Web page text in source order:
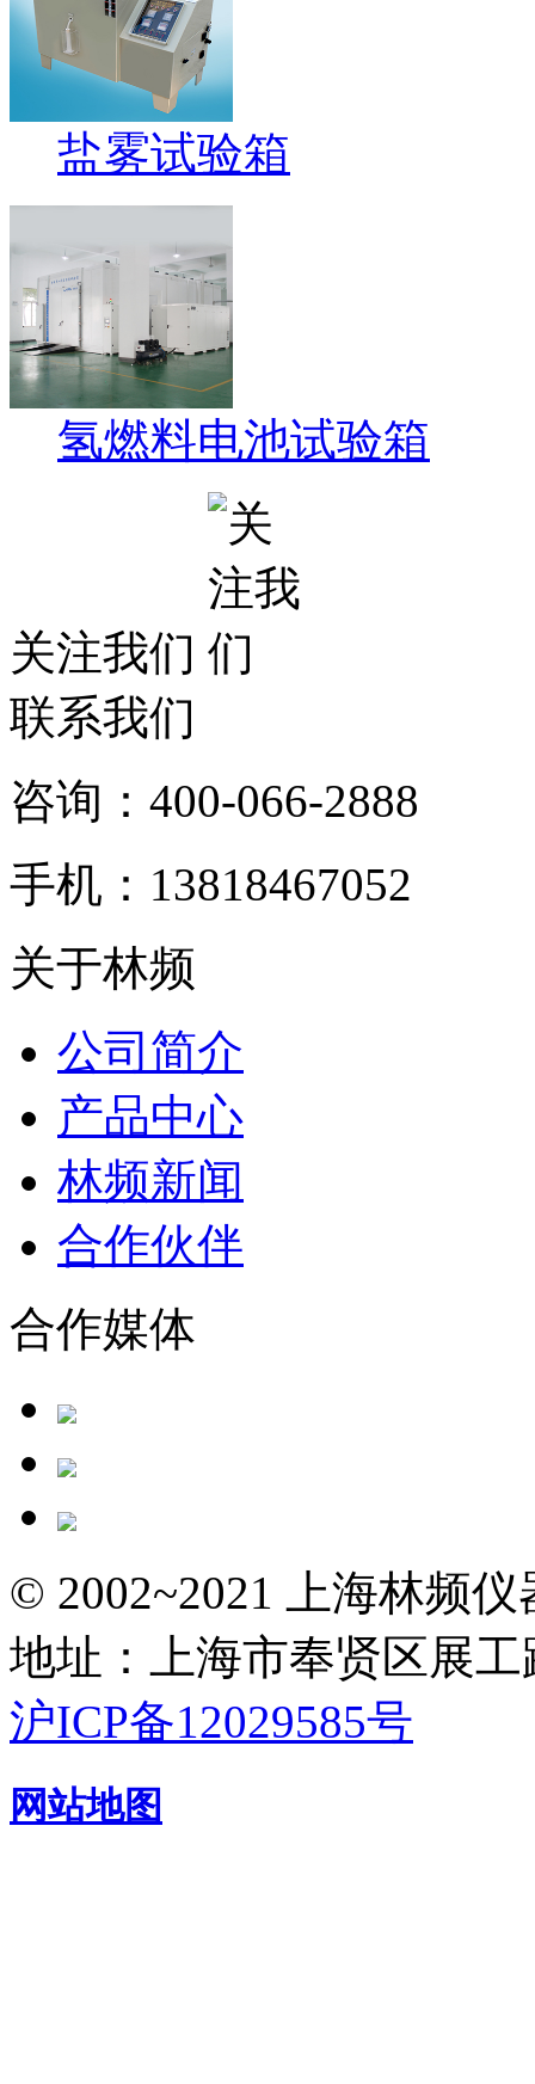
盐雾试验箱
氢燃料电池试验箱
关注我们
联系我们
咨询：400-066-2888
手机：13818467052
关于林频
公司简介
产品中心
林频新闻
合作伙伴
合作媒体
© 2002~2021 上海林频
地址：上海市奉贤区展工
沪ICP备12029585号
网站地图